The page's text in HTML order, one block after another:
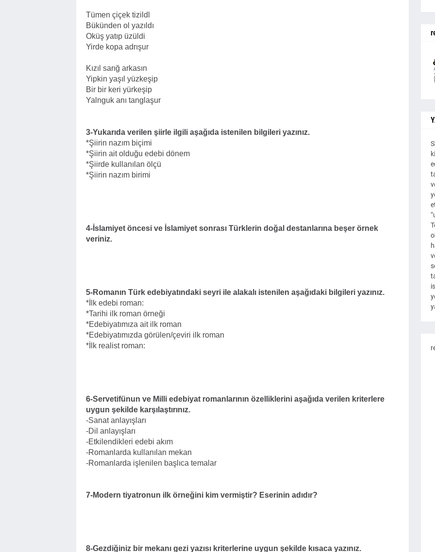
Tümen çiçek tizildl
Bükünden ol yazıldı
Oküş yatıp üzüldi
Yirde kopa adrışur
Kızıl sarığ arkasın
Yipkin yaşıl yüzkeşip
Bir bir keri yürkeşip
Yalnguk anı tanglaşur
3-Yukarıda verilen şiirle ilgili aşağıda istenilen bilgileri yazınız.
*Şiirin nazım biçimi
*Şiirin ait olduğu edebi dönem
*Şiirde kullanılan ölçü
*Şiirin nazım birimi
4-İslamiyet öncesi ve İslamiyet sonrası Türklerin doğal destanlarına beşer örnek
veriniz.
5-Romanın Türk edebiyatındaki seyri ile alakalı istenilen aşağıdaki bilgileri yazınız.
*İlk edebi roman:
*Tarihi ilk roman örneği
*Edebiyatımıza ait ilk roman
*Edebiyatımızda görülen/çeviri ilk roman
*İlk realist roman:
6-Servetifünun ve Milli edebiyat romanlarının özelliklerini aşağıda verilen kriterlere
uygun şekilde karşılaştırınız.
-Sanat anlayışları
-Dil anlayışları
-Etkilendikleri edebi akım
-Romanlarda kullanılan mekan
-Romanlarda işlenilen başlıca temalar
7-Modern tiyatronun ilk örneğini kim vermiştir? Eserinin adıdır?
8-Gezdiğiniz bir mekanı gezi yazısı kriterlerine uygun şekilde kısaca yazınız.